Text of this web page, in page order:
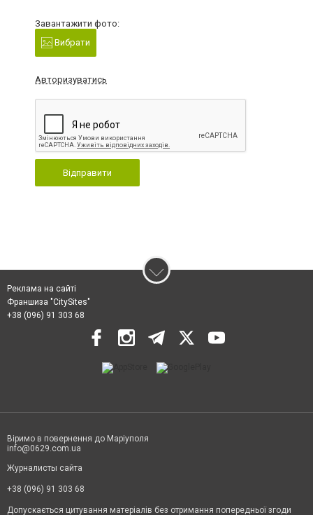
Завантажити фото:
Вибрати
Авторизуватись
Відправити
Реклама на сайті
Франшиза "CitySites"
+38 (096) 91 303 68
Віримо в повернення до Маріуполя
info@0629.com.ua
Журналисты сайта
+38 (096) 91 303 68
Допускається цитування матеріалів без отримання попередньої згоди